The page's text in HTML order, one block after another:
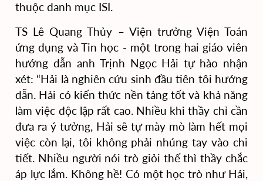
thuộc danh mục ISI.
TS Lê Quang Thủy – Viện trưởng Viện Toán
ứng dụng và Tin học - một trong hai giáo viên
hướng dẫn anh Trịnh Ngọc Hải tự hào nhận
xét: “Hải là nghiên cứu sinh đầu tiên tôi hướng
dẫn. Hải có kiến thức nền tảng tốt và khả năng
làm việc độc lập rất cao. Nhiều khi thầy chỉ cần
đưa ra ý tưởng, Hải sẽ tự mày mò làm hết mọi
việc còn lại, tôi không phải nhúng tay vào chi
tiết. Nhiều người nói trò giỏi thế thì thầy chắc
áp lực lắm. Không hề! Có một học trò như Hải,